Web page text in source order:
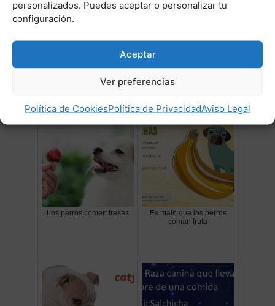
personalizados. Puedes aceptar o personalizar tu
configuración.
Aceptar
Ver preferencias
Política de CookiesPolítica de PrivacidadAviso Legal
Los perros comen fresas
Es malo que los perros
coman fruta